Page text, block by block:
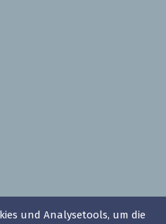
und Analysetools, um die